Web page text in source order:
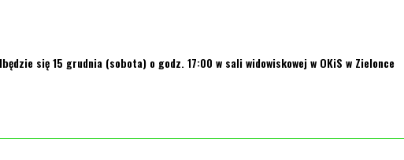
się 15 grudnia (sobota) o godz. 17:00 w sali widowiskowej w OKiS w Zielonce